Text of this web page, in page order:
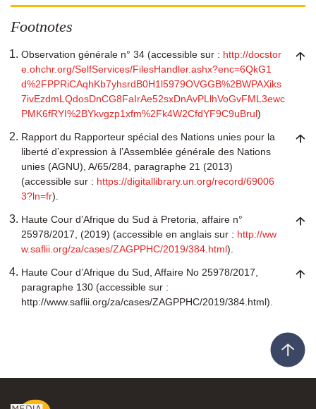
Footnotes
Observation générale n° 34 (accessible sur : http://docstor
e.ohchr.org/SelfServices/FilesHandler.ashx?enc=6QkG1
d%2FPPRiCAqhKb7yhsrdB0H1l5979OVGGB%2BWPAXiks
7ivEzdmLQdosDnCG8FaIrAe52sxDnAvPLlhVoGvFML3ewc
PMK6fRYI%2BYkvgzp1xfm%2Fk4W2CfdYF9C9uBrul)
Rapport du Rapporteur spécial des Nations unies pour la
liberté d’expression à l’Assemblée générale des Nations
unies (AGNU), A/65/284, paragraphe 21 (2013)
(accessible sur : https://digitallibrary.un.org/record/69006
3?ln=fr).
Haute Cour d’Afrique du Sud à Pretoria, affaire n°
25978/2017, (2019) (accessible en anglais sur : http://ww
w.saflii.org/za/cases/ZAGPPHC/2019/384.html).
Haute Cour d’Afrique du Sud, Affaire No 25978/2017,
paragraphe 130 (accessible sur :
http://www.saflii.org/za/cases/ZAGPPHC/2019/384.html).